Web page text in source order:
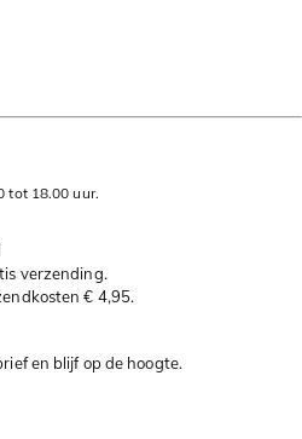
tot 18.00 uur.
verzending.
€ 4,95.
en blijf op de hoogte.